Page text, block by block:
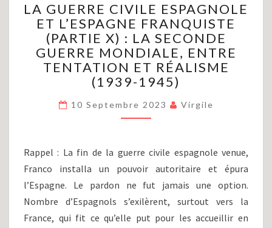
GUERRE
CIVILE
ESPAGNOLE
ET
L’ESPAGNE
FRANQUISTE
(PARTIE
X)
:
GUERRE
MONDIALE,
ENTRE
TENTATION
RÉALISME
LA GUERRE CIVILE ESPAGNOLE
ET L’ESPAGNE FRANQUISTE
(PARTIE X) : LA SECONDE
GUERRE MONDIALE, ENTRE
TENTATION ET RÉALISME
(1939-1945)
10 Septembre 2023 Virgile
Rappel : La fin de la guerre civile espagnole venue,
Franco installa un pouvoir autoritaire et épura
l’Espagne. Le pardon ne fut jamais une option.
Nombre d’Espagnols s’exilèrent, surtout vers la
France, qui fit ce qu’elle put pour les accueillir en